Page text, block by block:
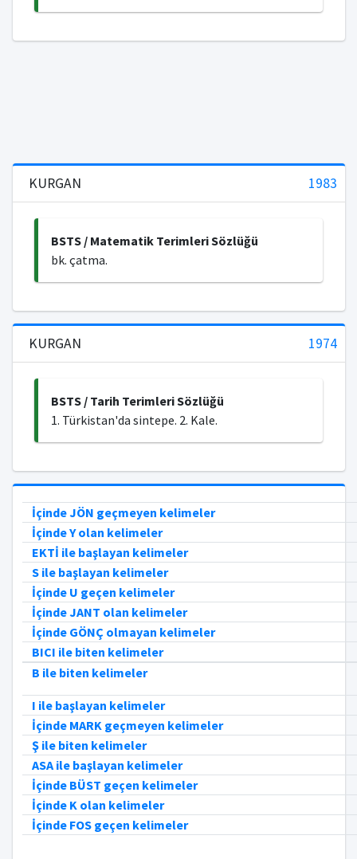
KURGAN 1983
BSTS / Matematik Terimleri Sözlüğü
bk. çatma.
KURGAN 1974
BSTS / Tarih Terimleri Sözlüğü
1. Türkistan'da sintepe. 2. Kale.
İçinde JÖN geçmeyen kelimeler
İçinde Y olan kelimeler
EKTİ ile başlayan kelimeler
S ile başlayan kelimeler
İçinde U geçen kelimeler
İçinde JANT olan kelimeler
İçinde GÖNÇ olmayan kelimeler
BICI ile biten kelimeler
B ile biten kelimeler
I ile başlayan kelimeler
İçinde MARK geçmeyen kelimeler
Ş ile biten kelimeler
ASA ile başlayan kelimeler
İçinde BÜST geçen kelimeler
İçinde K olan kelimeler
İçinde FOS geçen kelimeler